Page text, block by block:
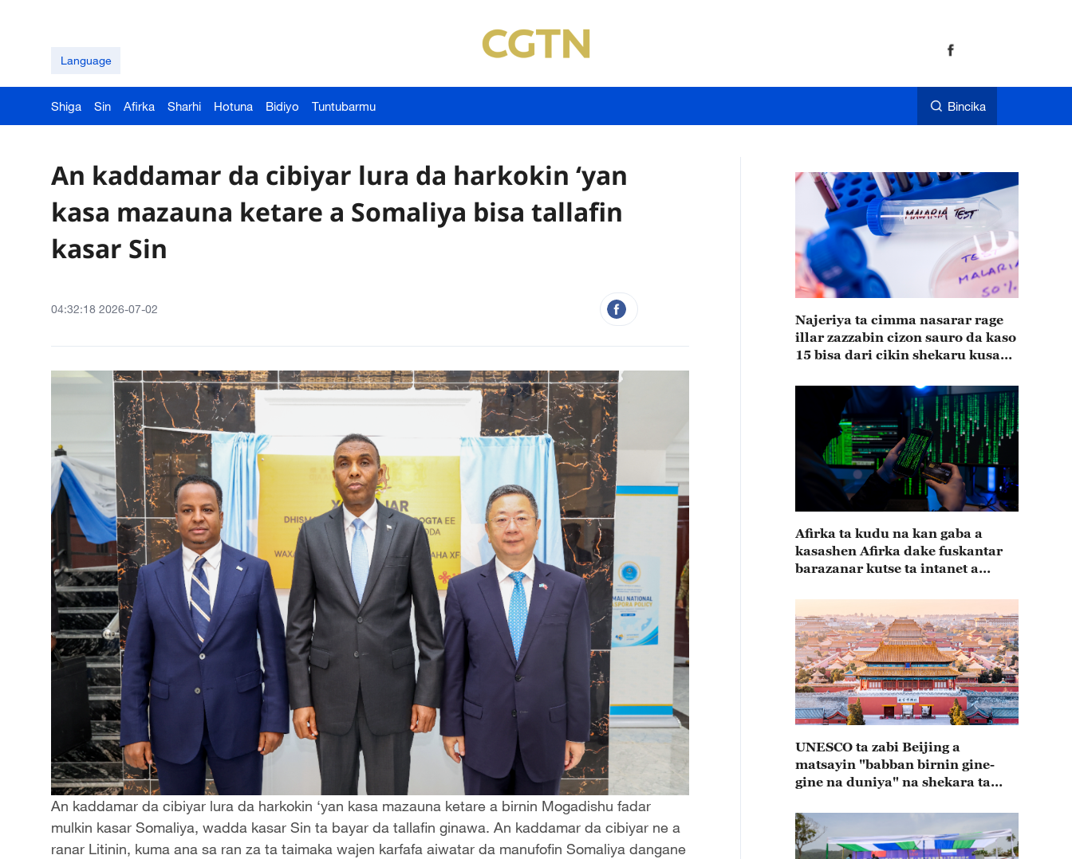
Language
Shiga Sin Afirka Sharhi Hotuna Bidiyo Tuntubarmu Bincika
An kaddamar da cibiyar lura da harkokin ‘yan
kasa mazauna ketare a Somaliya bisa tallafin
kasar Sin
04:32:18 2026-07-02
An kaddamar da cibiyar lura da harkokin ‘yan kasa mazauna ketare a birnin Mogadishu fadar
mulkin kasar Somaliya, wadda kasar Sin ta bayar da tallafin ginawa. An kaddamar da cibiyar ne a
ranar Litinin, kuma ana sa ran za ta taimaka wajen karfafa aiwatar da manufofin Somaliya dangane
Najeriya ta cimma nasarar rage
illar zazzabin cizon sauro da kaso
15 bisa dari cikin shekaru kusan
Afirka ta kudu na kan gaba a
kasashen Afirka dake fuskantar
barazanar kutse ta intanet a
UNESCO ta zabi Beijing a
matsayin "babban birnin gine-
gine na duniya" na shekara ta